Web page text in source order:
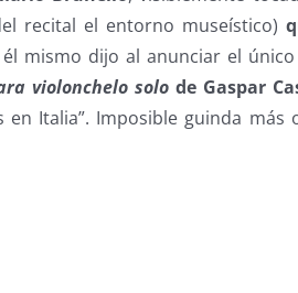
recital el entorno museístico)
mismo dijo al anunciar el
violonchelo solo de Gaspar
en Italia”. Imposible guinda